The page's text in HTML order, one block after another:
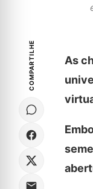
COMPARTILHE
As